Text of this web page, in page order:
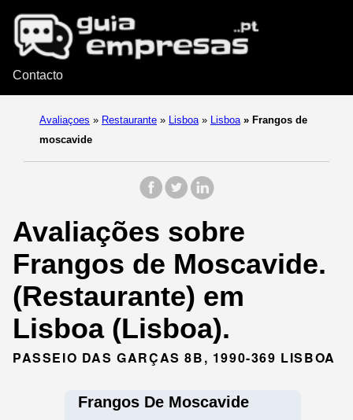
Contacto
Avaliaçoes » Restaurante » Lisboa » Lisboa » Frangos de
moscavide
Avaliações sobre
Frangos de Moscavide.
(Restaurante) em
Lisboa (Lisboa).
PASSEIO DAS GARÇAS 8B, 1990-369 LISBOA
Frangos De Moscavide